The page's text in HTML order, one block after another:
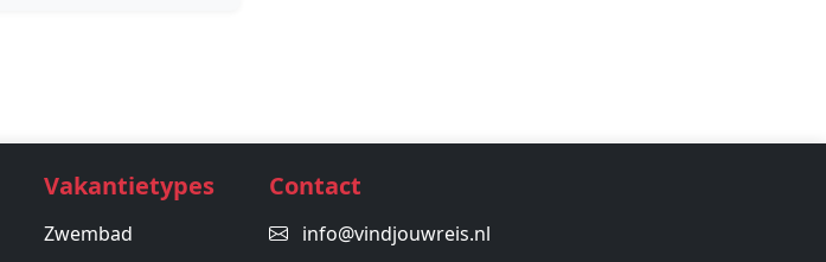
Vakantietypes
Zwembad
Contact
info@vindjouwreis.nl